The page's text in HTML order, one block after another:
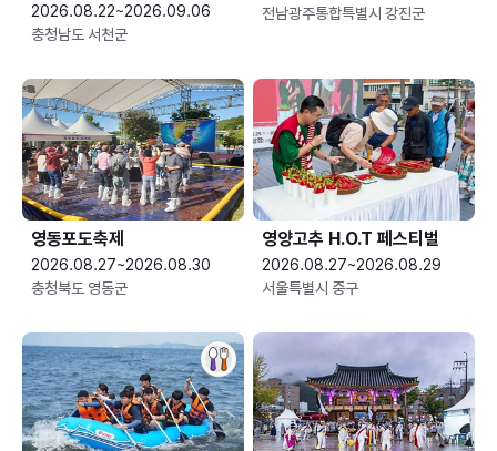
2026.08.22~2026.09.06
충청남도 서천군
전남광주통합특별시 강진군
영동포도축제
2026.08.27~2026.08.30
충청북도 영동군
영양고추 H.O.T 페스티벌
2026.08.27~2026.08.29
서울특별시 중구